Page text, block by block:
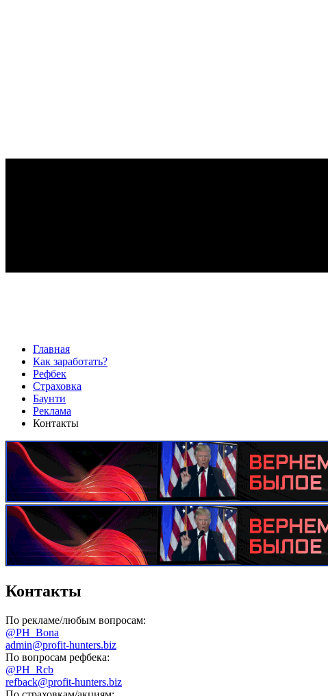
Главная
Как заработать?
Рефбек
Страховка
Баунти
Реклама
Контакты
Контакты
По рекламе/любым вопросам:
@PH_Bona
admin@profit-hunters.biz
По вопросам рефбека:
@PH_Rcb
refback@profit-hunters.biz